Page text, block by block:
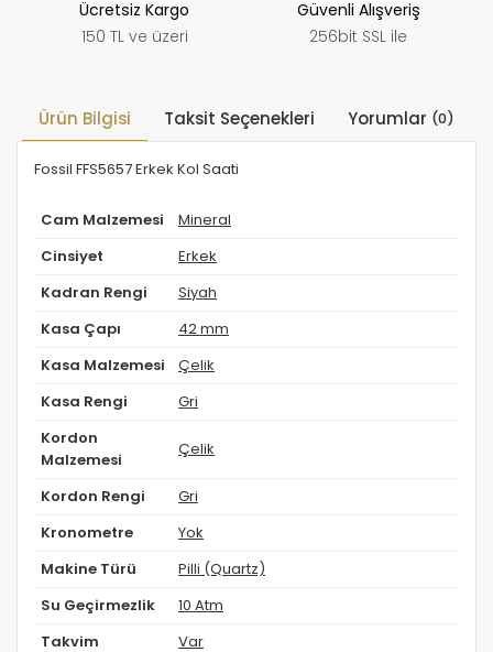
Ücretsiz Kargo
150 TL ve üzeri
Güvenli Alışveriş
256bit SSL ile
Ürün Bilgisi Taksit Seçenekleri Yorumlar (0)
Fossil FFS5657 Erkek Kol Saati
Cam Malzemesi Mineral
Cinsiyet Erkek
Kadran Rengi Siyah
Kasa Çapı 42 mm
Kasa Malzemesi Çelik
Kasa Rengi Gri
Kordon
Malzemesi
Çelik
Kordon Rengi Gri
Kronometre Yok
Makine Türü Pilli (Quartz)
Su Geçirmezlik 10 Atm
Takvim Var